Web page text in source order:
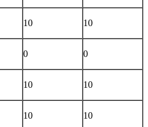
10 10
0 0
10 10
10 10